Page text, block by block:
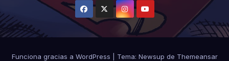
Funciona gracias a WordPress Tema: Newsup de Themeansar